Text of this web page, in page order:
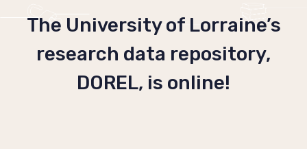
The University of Lorraine’s
research data repository,
DOREL, is online!